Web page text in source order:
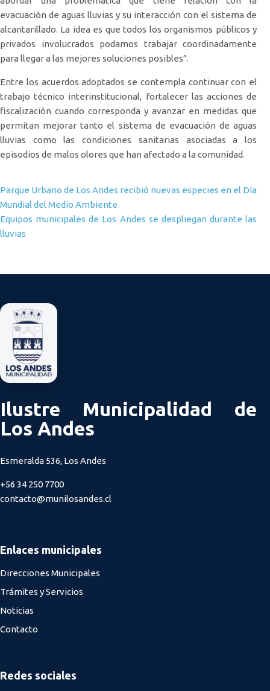
evacuación de aguas lluvias y su interacción con el sistema de
alcantarillado. La idea es que todos los organismos públicos y
privados involucrados podamos trabajar coordinadamente
para llegar a las mejores soluciones posibles”.
Entre los acuerdos adoptados se contempla continuar con el
trabajo técnico interinstitucional, fortalecer las acciones de
fiscalización cuando corresponda y avanzar en medidas que
permitan mejorar tanto el sistema de evacuación de aguas
lluvias como las condiciones sanitarias asociadas a los
episodios de malos olores que han afectado a la comunidad.
Navegación de entradas
Parque Urbano de Los Andes recibió nuevas especies en el Día
Mundial del Medio Ambiente
Equipos municipales de Los Andes se despliegan durante las
lluvias
Ilustre Municipalidad de
Los Andes
Esmeralda 536, Los Andes
+56 34 250 7700
contacto@munilosandes.cl
Enlaces municipales
Direcciones Municipales
Trámites y Servicios
Noticias
Contacto
Redes sociales